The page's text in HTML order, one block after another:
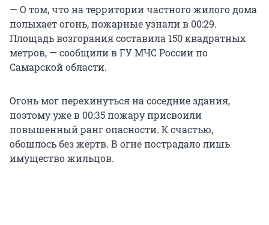
— О том, что на территории частного жилого дома
полыхает огонь, пожарные узнали в 00:29.
Площадь возгорания составила 150 квадратных
метров, — сообщили в ГУ МЧС России по
Самарской области.
Огонь мог перекинуться на соседние здания,
поэтому уже в 00:35 пожару присвоили
повышенный ранг опасности. К счастью,
обошлось без жертв. В огне пострадало лишь
имущество жильцов.